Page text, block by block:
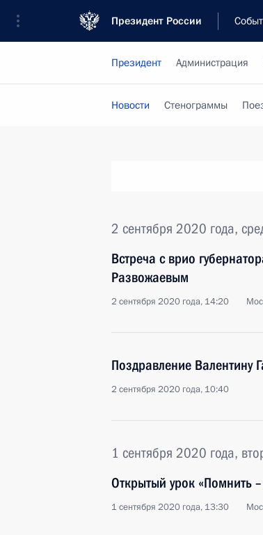
Президент России
Президент Администрация
Новости Стенограммы
2 сентября 2020 года,
Встреча с врио
Развожаевым
2 сентября 2020 года, 14:20
Поздравление Валентину
2 сентября 2020 года, 10:40
1 сентября 2020 года,
Открытый урок «Помнить –
1 сентября 2020 года, 13:30